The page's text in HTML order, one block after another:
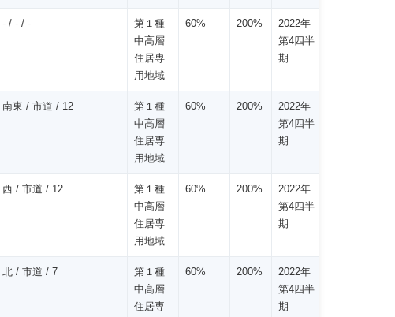
- / - / -
第１種
中高層
住居専
用地域
60% 200%
2022年
第4四半
期
南東 / 市道 / 12
第１種
中高層
住居専
用地域
60% 200%
2022年
第4四半
期
西 / 市道 / 12
第１種
中高層
住居専
用地域
60% 200%
2022年
第4四半
期
北 / 市道 / 7
第１種
中高層
住居専
60% 200%
2022年
第4四半
期